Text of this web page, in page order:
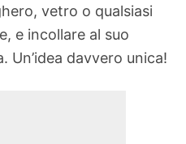
vetro o qualsiasi
e incollare al suo
Un’idea davvero unica!